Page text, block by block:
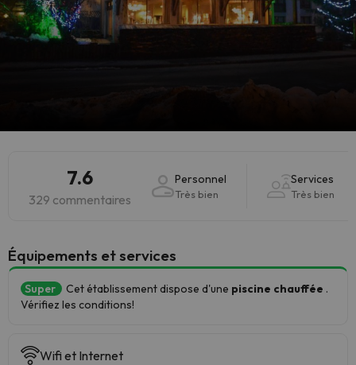
7.6
329 commentaires
Personnel
Très bien
Services
Très bien
​Équipements et services
Super Cet établissement dispose d'une piscine chauffée .
Vérifiez les conditions!
Wifi et Internet